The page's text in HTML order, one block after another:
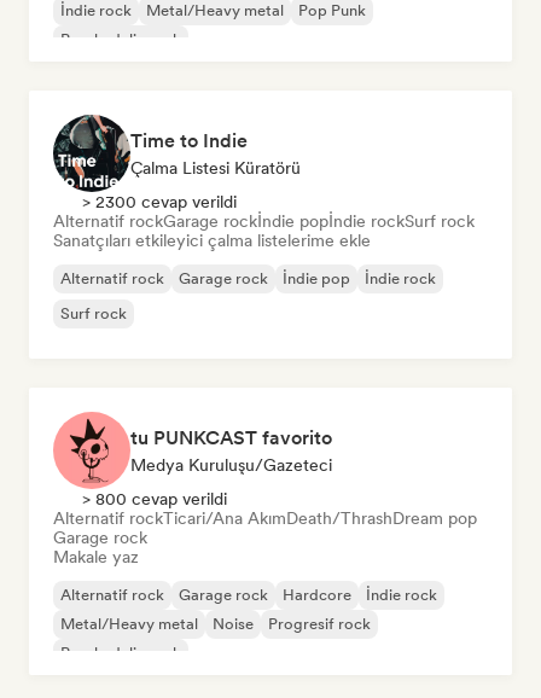
İndie rock
Metal/Heavy metal
Pop Punk
Psychedelic rock
Time to Indie
Çalma Listesi Küratörü
> 2300 cevap verildi
Alternatif rockGarage rockİndie popİndie rockSurf rock
Sanatçıları etkileyici çalma listelerime ekle
Alternatif rock Garage rock İndie pop
İndie rock
Surf rock
tu PUNKCAST favorito
Medya Kuruluşu/Gazeteci
> 800 cevap verildi
Alternatif rockTicari/Ana AkımDeath/ThrashDream pop
Garage rock
Makale yaz
Alternatif rock Garage rock Hardcore
İndie rock
Metal/Heavy metal
Noise
Progresif rock
Psychedelic rock